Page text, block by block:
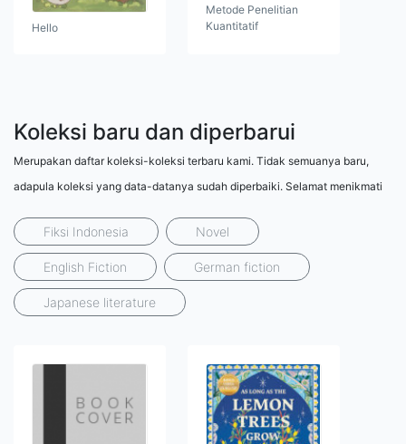
Hello
Metode Penelitian
Kuantitatif
Koleksi baru dan diperbarui
Merupakan daftar koleksi-koleksi terbaru kami. Tidak semuanya baru,
adapula koleksi yang data-datanya sudah diperbaiki. Selamat menikmati
Fiksi Indonesia Novel
English Fiction German fiction
Japanese literature